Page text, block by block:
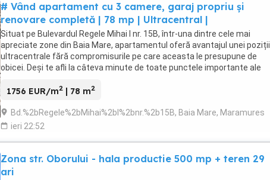
# Vând apartament cu 3 camere, garaj propriu și
renovare completă | 78 mp | Ultracentral |
Situat pe Bulevardul Regele Mihai I nr. 15B, într-una dintre cele mai
apreciate zone din Baia Mare, apartamentul oferă avantajul unei poziții
ultracentrale fără compromisurile pe care aceasta le presupune de
obicei. Deși te afli la câteva minute de toate punctele importante ale
1756 EUR/m2 | 78 m2
Bd.%2bRegele%2bMihai%2bI%2bnr.%2b15B, Baia Mare, Maramures
ieri 22:52
Zona str. Oborului - hala productie 500 mp + teren 29
ari